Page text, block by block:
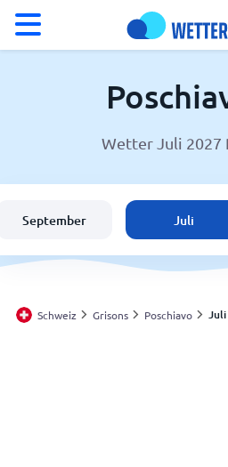
Wetter in Poschiavo
Deutschland
Österreich
Wetter Juli 2027
September Juli
Schweiz Grisons Poschiavo Juli